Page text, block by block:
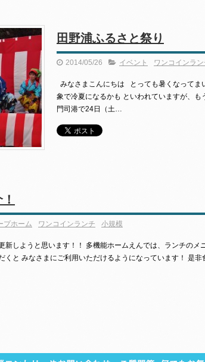
田野浦ふるさと祭り
2014/05/26 イベント ワンコインラン
みなさまこんにちは とっても暑くなってま
象で冷夏になるかも といわれていますが、
門司港で24日（土…
プホーム ワンコインランチ 小規模
新しようと思います！！ 多機能ホームえんでは、ランチの
くと みなさまにご利用いただけるようになっています！ 是